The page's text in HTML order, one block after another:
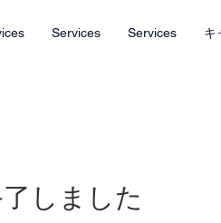
Services Services キ
しました